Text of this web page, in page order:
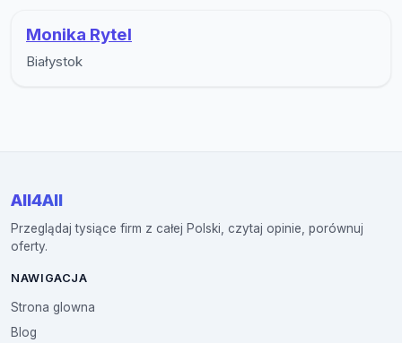
Monika Rytel
Białystok
All4All
Przeglądaj tysiące firm z całej Polski, czytaj opinie, porównuj
oferty.
NAWIGACJA
Strona glowna
Blog